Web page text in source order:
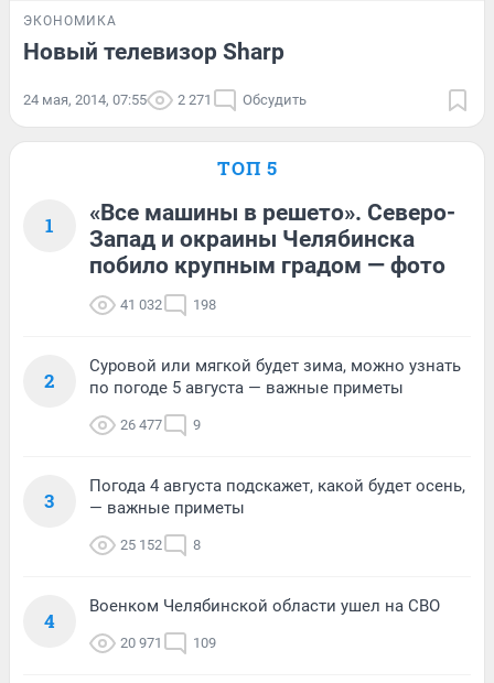
ЭКОНОМИКА
Новый телевизор Sharp
24 мая, 2014, 07:55 2 271 Обсудить
ТОП 5
1
«Все машины в решето». Северо-
Запад и окраины Челябинска
побило крупным градом — фото
41 032 198
2
Суровой или мягкой будет зима, можно узнать
по погоде 5 августа — важные приметы
26 477 9
3
Погода 4 августа подскажет, какой будет осень,
— важные приметы
25 152 8
4
Военком Челябинской области ушел на СВО
20 971 109